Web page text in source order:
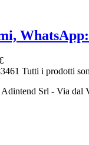
3461 Tutti i prodotti
Srl - Via dal